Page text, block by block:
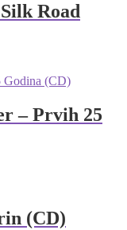
Road
‎– Prvih 25
(CD)